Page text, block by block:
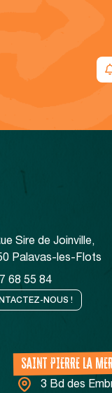
Sire de Joinville,
Palavas-les-Flots
68 55 84
NOUS !
SAINT PIERRE LA
3 Bd des